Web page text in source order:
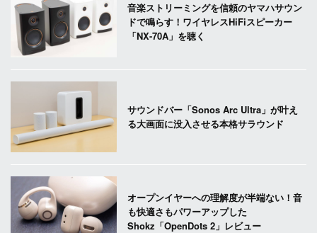
音楽ストリーミングを信頼のヤマハサウン
ドで鳴らす！ワイヤレスHiFiスピーカー
「NX-70A」を聴く
サウンドバー「Sonos Arc Ultra」が叶え
る大画面に没入させる本格サラウンド
オープンイヤーへの理解度が半端ない！音
も快適さもパワーアップした
Shokz「OpenDots 2」レビュー